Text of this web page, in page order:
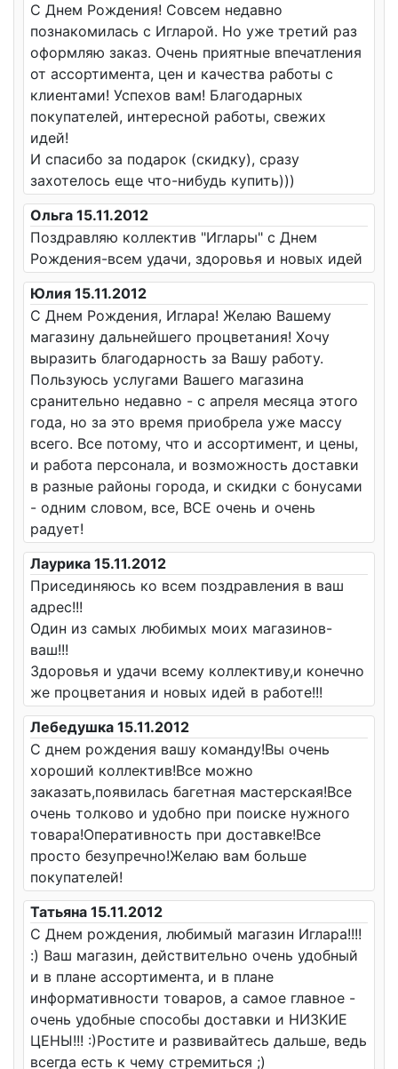
С Днем Рождения! Совсем недавно
познакомилась с Игларой. Но уже третий раз
оформляю заказ. Очень приятные впечатления
от ассортимента, цен и качества работы с
клиентами! Успехов вам! Благодарных
покупателей, интересной работы, свежих
идей!
И спасибо за подарок (скидку), сразу
захотелось еще что-нибудь купить)))
Ольга 15.11.2012
Поздравляю коллектив "Иглары" с Днем
Рождения-всем удачи, здоровья и новых идей
Юлия 15.11.2012
С Днем Рождения, Иглара! Желаю Вашему
магазину дальнейшего процветания! Хочу
выразить благодарность за Вашу работу.
Пользуюсь услугами Вашего магазина
сранительно недавно - с апреля месяца этого
года, но за это время приобрела уже массу
всего. Все потому, что и ассортимент, и цены,
и работа персонала, и возможность доставки
в разные районы города, и скидки с бонусами
- одним словом, все, ВСЕ очень и очень
радует!
Лаурика 15.11.2012
Присединяюсь ко всем поздравления в ваш
адрес!!!
Один из самых любимых моих магазинов-
ваш!!!
Здоровья и удачи всему коллективу,и конечно
же процветания и новых идей в работе!!!
Лебедушка 15.11.2012
С днем рождения вашу команду!Вы очень
хороший коллектив!Все можно
заказать,появилась багетная мастерская!Все
очень толково и удобно при поиске нужного
товара!Оперативность при доставке!Все
просто безупречно!Желаю вам больше
покупателей!
Татьяна 15.11.2012
С Днем рождения, любимый магазин Иглара!!!!
:) Ваш магазин, действительно очень удобный
и в плане ассортимента, и в плане
информативности товаров, а самое главное -
очень удобные способы доставки и НИЗКИЕ
ЦЕНЫ!!! :)Ростите и развивайтесь дальше, ведь
всегда есть к чему стремиться ;)